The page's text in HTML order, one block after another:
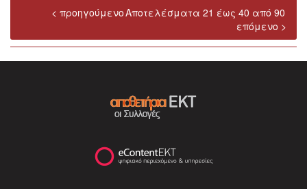
Αποτελέσματα 21 έως 40 από 90
< προηγούμενο
επόμενο >